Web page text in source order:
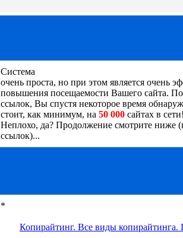
Система
очень проста, но при этом является очень
повышения посещаемости Вашего сайта.
ссылок, Вы спустя некоторое время
стоит, как минимум, на 50 000 сайтах в сети!
Неплохо, да? Продолжение смотрите ниже
ссылок)...
*
Копирайтинг. Все виды